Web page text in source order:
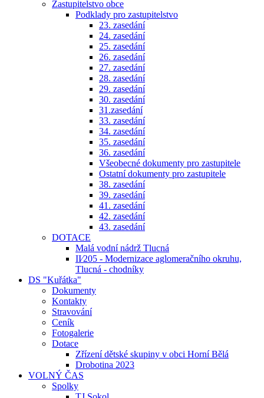
Zastupitelstvo obce
Podklady pro zastupitelstvo
23. zasedání
24. zasedání
25. zasedání
26. zasedání
27. zasedání
28. zasedání
29. zasedání
30. zasedání
31.zasedání
33. zasedání
34. zasedání
35. zasedání
36. zasedání
Všeobecné dokumenty pro zastupitele
Ostatní dokumenty pro zastupitele
38. zasedání
39. zasedání
41. zasedání
42. zasedání
43. zasedání
DOTACE
Malá vodní nádrž Tlucná
II⁄205 - Modernizace aglomeračního okruhu,
Tlucná - chodníky
DS "Kuřátka"
Dokumenty
Kontakty
Stravování
Ceník
Fotogalerie
Dotace
Zřízení dětské skupiny v obci Horní Bělá
Drobotina 2023
VOLNÝ ČAS
Spolky